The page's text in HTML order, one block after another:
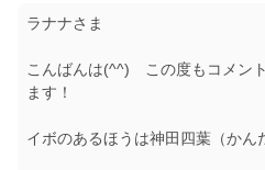
ラナナさま
こんばんは(^^) この度もコメン
ます！
イボのあるほうは神田四葉（かん